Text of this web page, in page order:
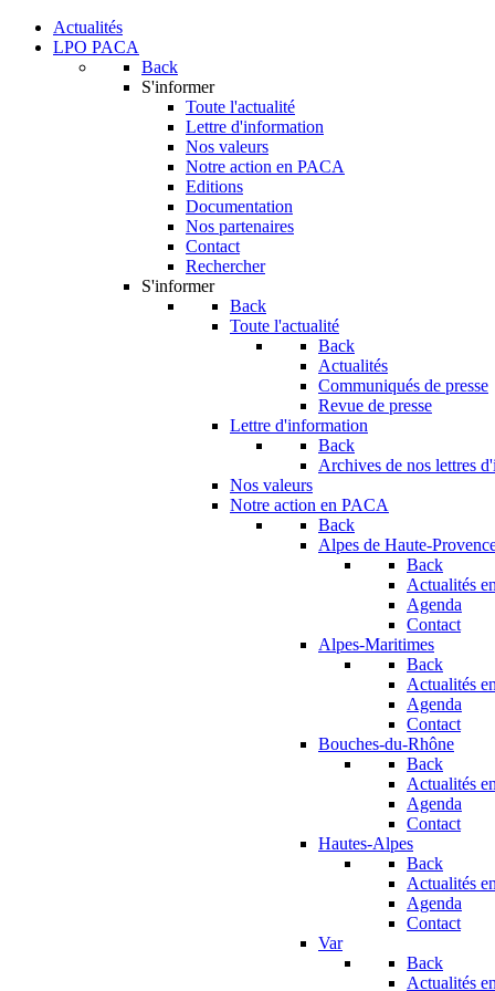
Actualités
LPO PACA
Back
S'informer
Toute l'actualité
Lettre d'information
Nos valeurs
Notre action en PACA
Editions
Documentation
Nos partenaires
Contact
Rechercher
S'informer
Back
Toute l'actualité
Back
Actualités
Communiqués de presse
Revue de presse
Lettre d'information
Back
Archives de nos lettres
Nos valeurs
Notre action en PACA
Back
Alpes de Haute-
Back
Actualités
Agenda
Contact
Alpes-Maritimes
Back
Actualités
Agenda
Contact
Bouches-du-Rhône
Back
Actualités
Agenda
Contact
Hautes-Alpes
Back
Actualités
Agenda
Contact
Var
Back
Actualités